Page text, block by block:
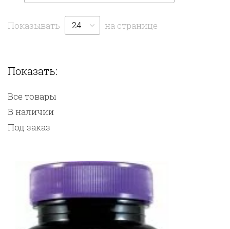
Показывать 24 на странице
Показать:
Все товары
В наличии
Под заказ